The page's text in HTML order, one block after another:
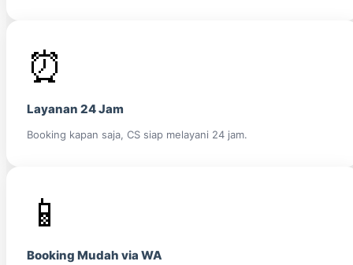
⏰
Layanan 24 Jam
Booking kapan saja, CS siap melayani 24 jam.
📱
Booking Mudah via WA